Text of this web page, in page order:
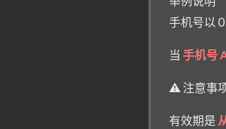
手机号以
当 手机号
⚠️ 注意事
有效期是